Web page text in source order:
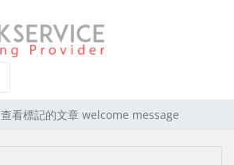
查看標記的文章 welcome message